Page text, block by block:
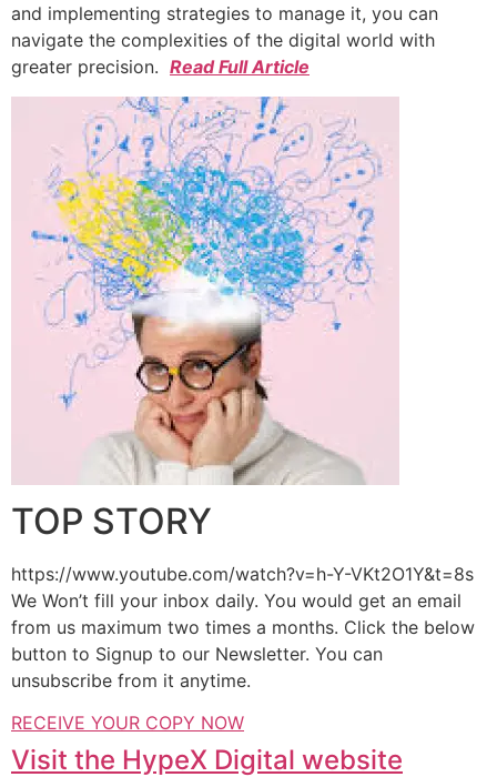
and implementing strategies to manage it, you can
navigate the complexities of the digital world with
greater precision. Read Full Article
TOP STORY
https://www.youtube.com/watch?v=h-Y-VKt2O1Y&t=8s
We Won’t fill your inbox daily. You would get an email
from us maximum two times a months. Click the below
button to Signup to our Newsletter. You can
unsubscribe from it anytime.
RECEIVE YOUR COPY NOW
Visit the HypeX Digital website